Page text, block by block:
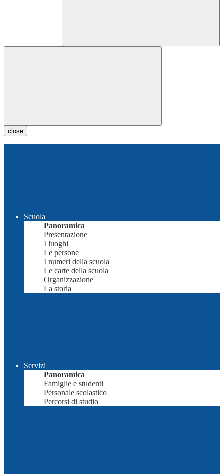
close
Scuola
Panoramica
Presentazione
I luoghi
Le persone
I numeri della scuola
Le carte della scuola
Organizzazione
La storia
Servizi
Panoramica
Famiglie e studenti
Personale scolastico
Percorsi di studio